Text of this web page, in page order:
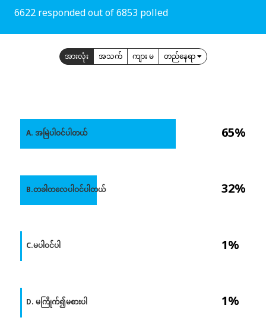
6622 responded out of 6853 polled
အားလုံး အသက် ကျား မ တည်နေရာ
65%
32%
1%
1%
A. အမြဲပါဝင်ပါတယ်
B.တခါတလေပါဝင်ပါတယ်
C.မပါဝင်ပါ
D. မကြိုက်၍မစားပါ